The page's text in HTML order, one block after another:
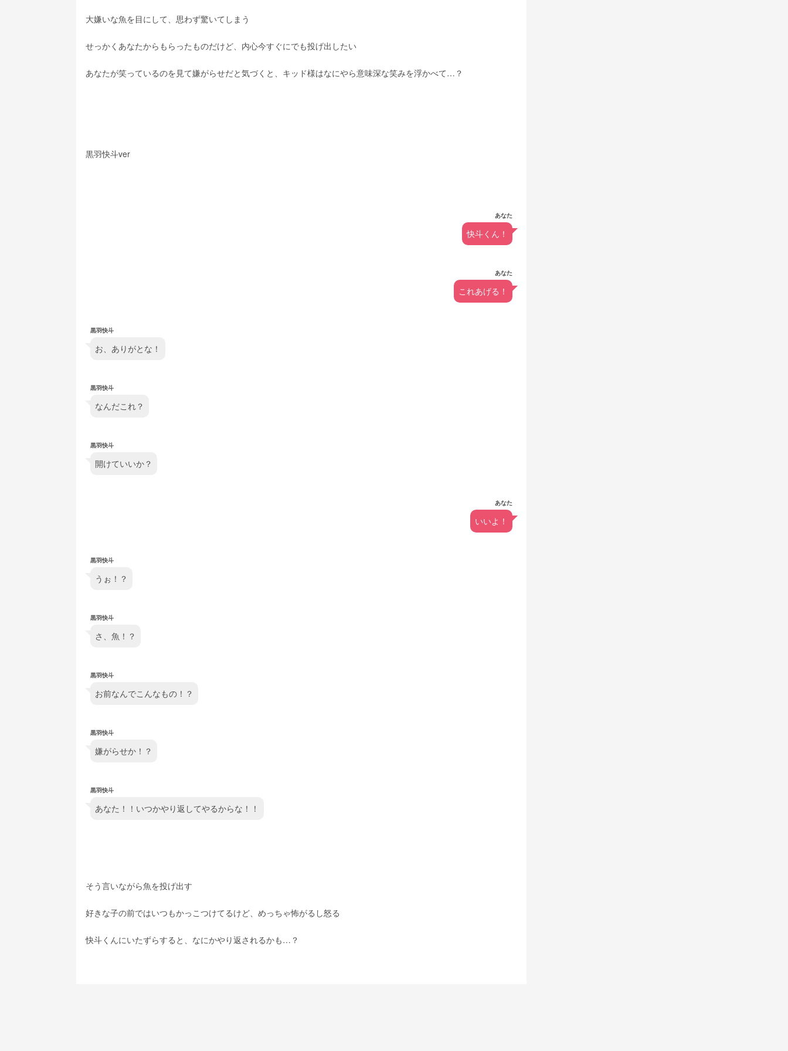
大嫌いな魚を目にして、思わず驚いてしまう
せっかくあなたからもらったものだけど、内心今すぐにでも投げ出したい
あなたが笑っているのを見て嫌がらせだと気づくと、キッド様はなにやら意味深な笑みを浮かべて…？
黒羽快斗ver
あなた
快斗くん！
あなた
これあげる！
黒羽快斗
お、ありがとな！
黒羽快斗
なんだこれ？
黒羽快斗
開けていいか？
あなた
いいよ！
黒羽快斗
うぉ！？
黒羽快斗
さ、魚！？
黒羽快斗
お前なんでこんなもの！？
黒羽快斗
嫌がらせか！？
黒羽快斗
あなた！！いつかやり返してやるからな！！
そう言いながら魚を投げ出す
好きな子の前ではいつもかっこつけてるけど、めっちゃ怖がるし怒る
快斗くんにいたずらすると、なにかやり返されるかも…？